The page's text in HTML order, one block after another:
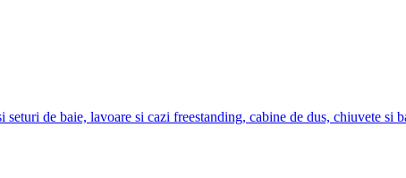
de baie, lavoare si cazi freestanding, cabine de dus, chiuvete si